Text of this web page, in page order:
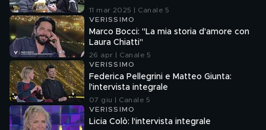
canore
11 mar 2025 | Canale 5
VERISSIMO
Marco Bocci: "La mia storia d'amore con
Laura Chiatti"
26 apr | Canale 5
VERISSIMO
Federica Pellegrini e Matteo Giunta:
l'intervista integrale
07 giu | Canale 5
VERISSIMO
Licia Colò: l'intervista integrale